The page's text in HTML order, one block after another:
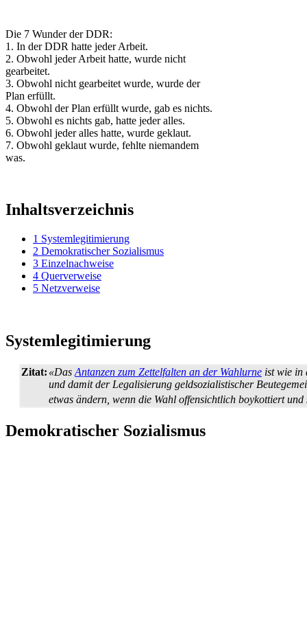
Die 7 Wunder der DDR:
1. In der DDR hatte jeder Arbeit.
2. Obwohl jeder Arbeit hatte, wurde nicht
gearbeitet.
3. Obwohl nicht gearbeitet wurde, wurde der
Plan erfüllt.
4. Obwohl der Plan erfüllt wurde, gab es nichts.
5. Obwohl es nichts gab, hatte jeder alles.
6. Obwohl jeder alles hatte, wurde geklaut.
7. Obwohl geklaut wurde, fehlte niemandem
was.
Inhaltsverzeichnis
1 Systemlegitimierung
2 Demokratischer Sozialismus
3 Einzelnachweise
4 Querverweise
5 Netzverweise
Systemlegitimierung
Zitat: «Das Antanzen zum Zettelfalten an der Wahlurne ist wie in
und damit der Legalisierung geld­sozialistischer
etwas ändern, wenn die Wahl offensichtlich boykottiert
Demokratischer Sozialismus